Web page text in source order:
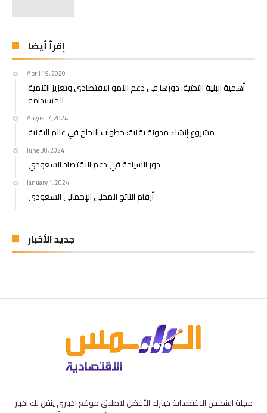
إقرأ أيضا
April 19, 2020
أهمية البنية التحتية: دورها في دعم النمو الاقتصادي وتعزيز التنمية
المستدامة
August 7, 2024
مشروع إنشاء مدونة تقنية: خطوات النجاح في عالم التقنية
June 30, 2024
دور السياحة في دعم الاقتصاد السعودي
January 1, 2024
أرقام الناتج المحلي الإجمالي السعودي
جديد الأخبار
مجلة الشمس الاقتصداية خيارك الأفضل لاطلاق موقع اخباري ينقل لك اخبار